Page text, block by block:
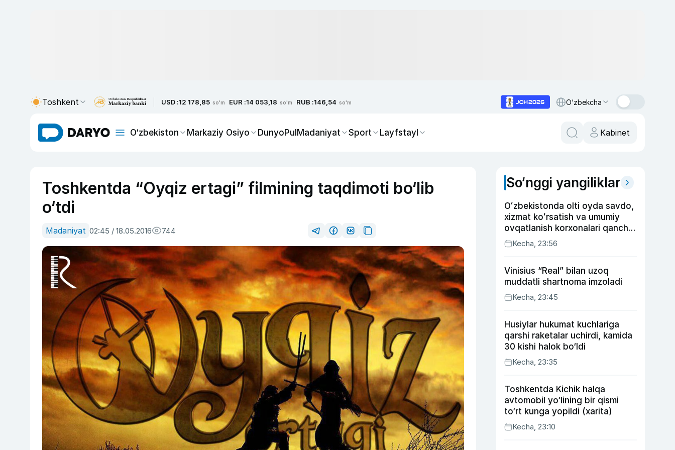
Toshkent USD :12 178,85 so'm EUR :14 053,18 so'm RUB :146,54 so'm O‘zbekcha
O‘zbekiston Markaziy Osiyo DunyoPulMadaniyat Sport Layfstayl Kabinet
Toshkentda “Oyqiz ertagi” filmining taqdimoti bo‘lib
o‘tdi
Madaniyat 02:45 / 18.05.2016 744
So‘nggi yangiliklar
Oʻzbekistonda olti oyda savdo,
xizmat koʻrsatish va umumiy
ovqatlanish korxonalari qancha
soliq toʻlagani ochiqlandi
Kecha, 23:56
Vinisius “Real” bilan uzoq
muddatli shartnoma imzoladi
Kecha, 23:45
Husiylar hukumat kuchlariga
qarshi raketalar uchirdi, kamida
30 kishi halok bo‘ldi
Kecha, 23:35
Toshkentda Kichik halqa
avtomobil yo‘lining bir qismi
to‘rt kunga yopildi (xarita)
Kecha, 23:10